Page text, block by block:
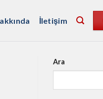
İletişim
Ara